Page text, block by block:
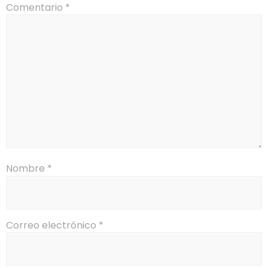
Comentario *
Nombre *
Correo electrónico *